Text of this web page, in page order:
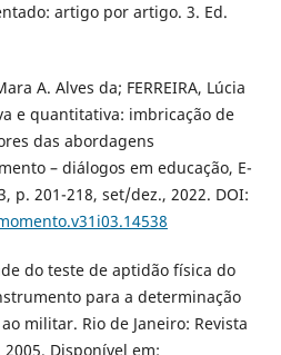
artigo por artigo. 3. Ed.
A. Alves da; FERREIRA, Lúcia
e quantitativa: imbricação de
das abordagens
– diálogos em educação, E-
p. 201-218, set/dez., 2022. DOI:
do teste de aptidão física do
para a determinação
militar. Rio de Janeiro: Revista
2005. Disponível em: